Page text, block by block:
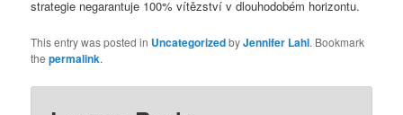
strategie negarantuje 100% vítězství v dlouhodobém horizontu.
This entry was posted in UncategorizedbyJennifer Lahl. Bookmark
thepermalink.